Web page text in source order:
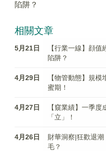
陷阱？
相關文章
5月21日
【行業一線】顔
陷阱？
4月29日
【物管動態】規
蜜期！
4月27日
【窺業績】一季
「立」！
4月26日
財華洞察|狂歡退
毛？